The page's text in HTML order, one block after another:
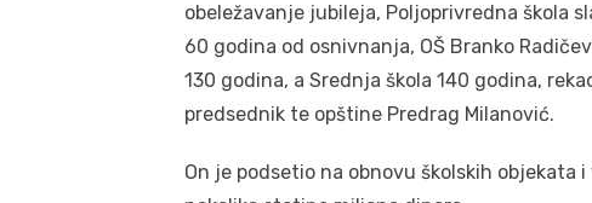
obeležavanje jubileja, Poljoprivredna škola
60 godina od osnivnanja, OŠ Branko
130 godina, a Srednja škola 140 godina,
predsednik te opštine Predrag Milanović.
On je podsetio na obnovu školskih